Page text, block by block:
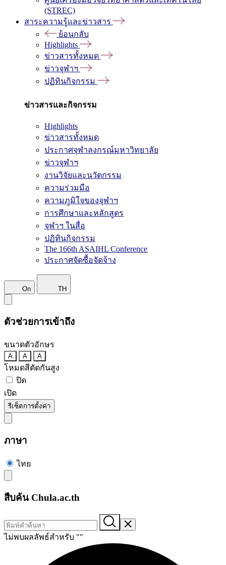
(STREC)
สาระความรู้และข่าวสาร
ย้อนกลับ
Highlights
ข่าวสารทั้งหมด
ข่าวจุฬาฯ
ปฏิทินกิจกรรม
ข่าวสารและกิจกรรม
Highlights
ข่าวสารทั้งหมด
ประกาศจุฬาลงกรณ์มหาวิทยาลัย
ข่าวจุฬาฯ
งานวิจัยและนวัตกรรม
ความร่วมมือ
ความภูมิใจของจุฬาฯ
การศึกษาและหลักสูตร
จุฬาฯ ในสื่อ
ปฏิทินกิจกรรม
The 166th ASAIHL Conference
ประกาศจัดซื้อจัดจ้าง
On TH
ตัวช่วยการเข้าถึง
ขนาดตัวอักษร
A A A
โหมดสีตัดกันสูง
ปิด
เปิด
รีเซ็ตการตั้งค่า
ภาษา
ไทย
สืบค้น Chula.ac.th
ไม่พบผลลัพธ์สำหรับ ""